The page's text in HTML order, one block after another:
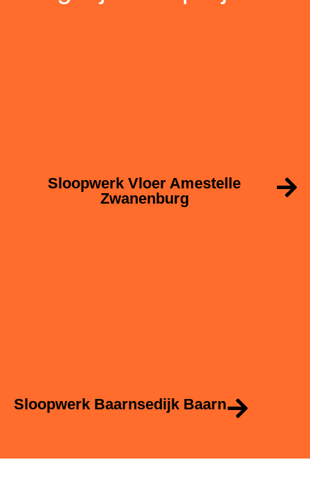
Sloopwerk Vloer Amestelle
Zwanenburg
Sloopwerk Baarnsedijk Baarn